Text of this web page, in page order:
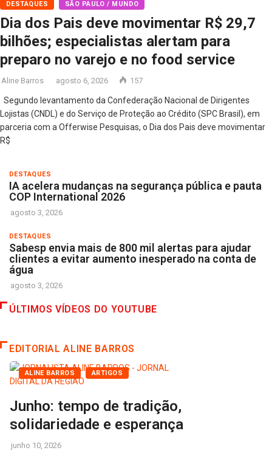
DESTAQUES SÃO PAULO / MUNDO
Dia dos Pais deve movimentar R$ 29,7
bilhões; especialistas alertam para
preparo no varejo e no food service
Aline Barros agosto 6, 2026 157
Segundo levantamento da Confederação Nacional de Dirigentes
Lojistas (CNDL) e do Serviço de Proteção ao Crédito (SPC Brasil), em
parceria com a Offerwise Pesquisas, o Dia dos Pais deve movimentar
R$
DESTAQUES
IA acelera mudanças na segurança pública e pauta
COP International 2026
agosto 3, 2026
DESTAQUES
Sabesp envia mais de 800 mil alertas para ajudar
clientes a evitar aumento inesperado na conta de
água
agosto 3, 2026
ÚLTIMOS VÍDEOS DO YOUTUBE
EDITORIAL ALINE BARROS
ALINE BARROS ARTIGOS
Junho: tempo de tradição,
solidariedade e esperança
junho 10, 2026